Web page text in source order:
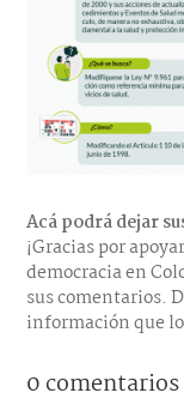
Acá podrá dejar
¡Gracias por
democracia en
sus comentarios.
información que
0 comentarios